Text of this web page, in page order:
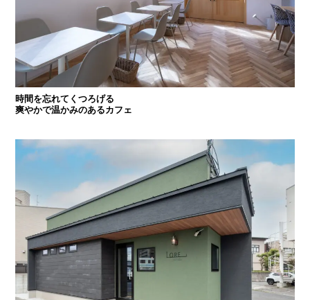
時間を忘れてくつろげる
爽やかで温かみのあるカフェ